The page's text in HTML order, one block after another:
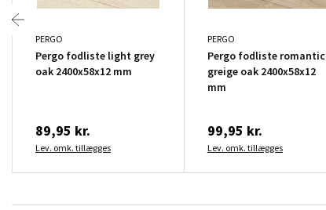
PERGO
Pergo fodliste light grey
oak 2400x58x12 mm
89,95 kr.
Lev. omk. tillægges
PERGO
Pergo fodliste romantic
greige oak 2400x58x12
mm
99,95 kr.
Lev. omk. tillægges